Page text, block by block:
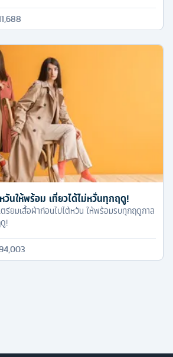
วันให้พร้อม เที่ยวได้ไม่หวั่นทุกฤดู!
รียมเสื้อผ้าก่อนไปไต้หวัน ให้พร้อมรบทุกฤดูกาล
!